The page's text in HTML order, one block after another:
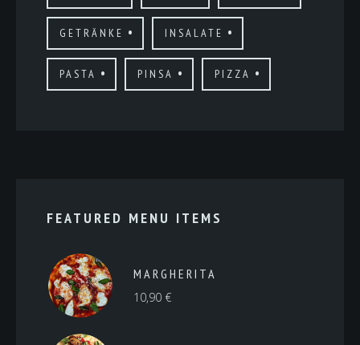
GETRÄNKE INSALATE
PASTA PINSA PIZZA
FEATURED MENU ITEMS
MARGHERITA
10,90 €